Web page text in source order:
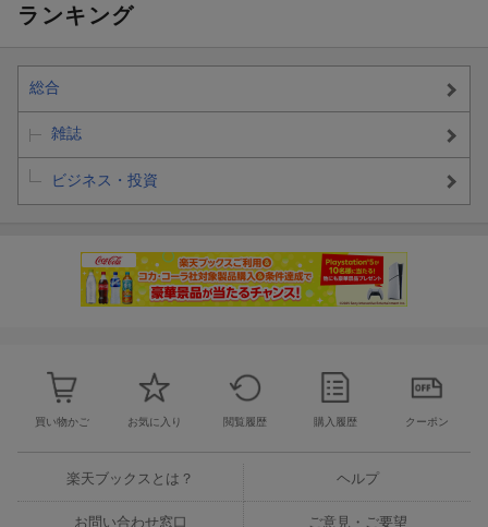
ランキング
総合
雑誌
ビジネス・投資
買い物かご お気に入り 閲覧履歴 購入履歴 クーポン
楽天ブックスとは？ ヘルプ
お問い合わせ窓口 ご意見・ご要望